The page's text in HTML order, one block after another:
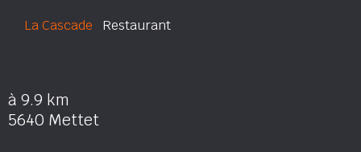
La Cascade Restaurant
à 9.9 km
5640 Mettet